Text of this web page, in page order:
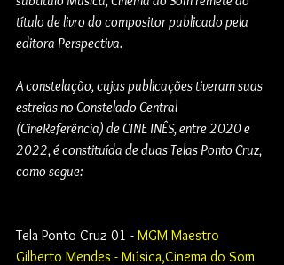
título de livro do compositor publicado pela
editora Perspectiva.
A constelação, cujas publicações tiveram suas
estreias no Constelado Central
(CineReferência) de CINE INÊS, entre 2020 e
2022, é constituída de duas Telas Ponto Cruz,
como segue:
Tela Ponto Cruz 01 - MGM Maestro
Gilberto Mendes - Música,Cinema do Som